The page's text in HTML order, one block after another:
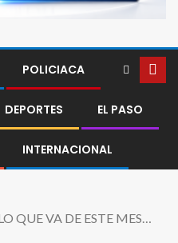
POLICIACA
DEPORTES EL PASO
INTERNACIONAL
QUE VA DE ESTE MES…